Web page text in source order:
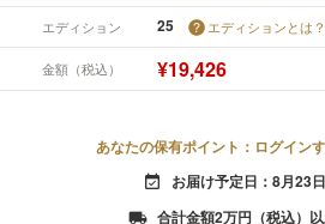
エディション 25 エディションとは？
金額（税込） ¥19,426
あなたの保有ポイント：ログイン
event_available お届け予定日：8月23
local_shipping 合計金額2万円（税込）